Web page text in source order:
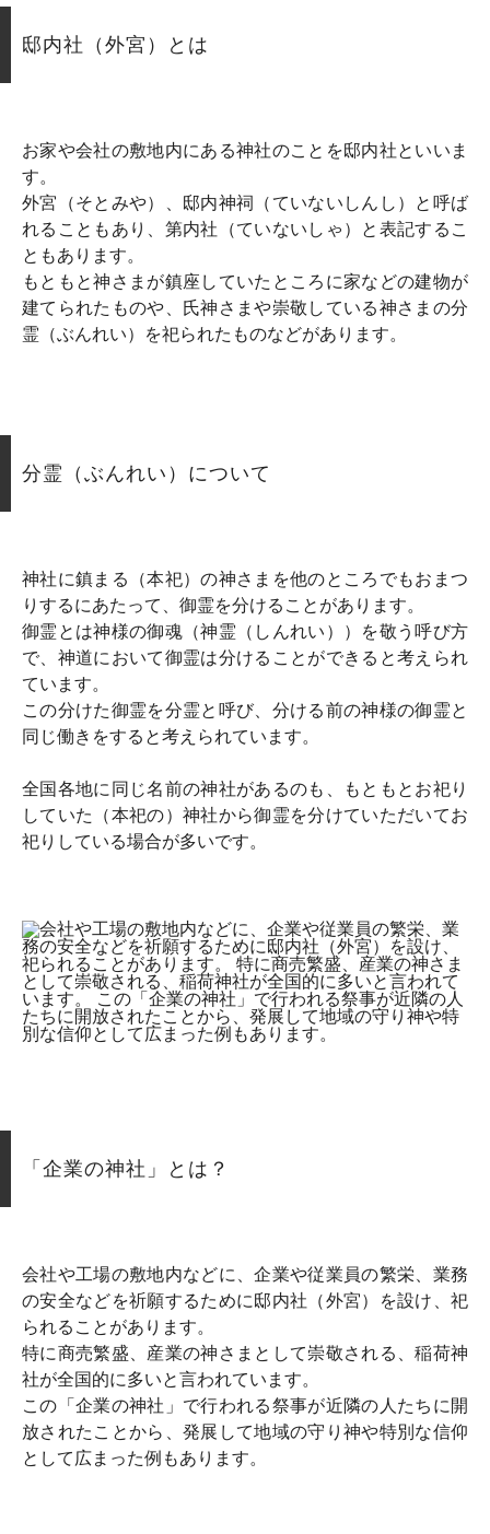
邸内社（外宮）とは
お家や会社の敷地内にある神社のことを邸内社といいま
す。
外宮（そとみや）、邸内神祠（ていないしんし）と呼ば
れることもあり、第内社（ていないしゃ）と表記するこ
ともあります。
もともと神さまが鎮座していたところに家などの建物が
建てられたものや、氏神さまや崇敬している神さまの分
霊（ぶんれい）を祀られたものなどがあります。
分霊（ぶんれい）について
神社に鎮まる（本祀）の神さまを他のところでもおまつ
りするにあたって、御霊を分けることがあります。
御霊とは神様の御魂（神霊（しんれい））を敬う呼び方
で、神道において御霊は分けることができると考えられ
ています。
この分けた御霊を分霊と呼び、分ける前の神様の御霊と
同じ働きをすると考えられています。
全国各地に同じ名前の神社があるのも、もともとお祀り
していた（本祀の）神社から御霊を分けていただいてお
祀りしている場合が多いです。
「企業の神社」とは？
会社や工場の敷地内などに、企業や従業員の繁栄、業務
の安全などを祈願するために邸内社（外宮）を設け、祀
られることがあります。
特に商売繁盛、産業の神さまとして崇敬される、稲荷神
社が全国的に多いと言われています。
この「企業の神社」で行われる祭事が近隣の人たちに開
放されたことから、発展して地域の守り神や特別な信仰
として広まった例もあります。